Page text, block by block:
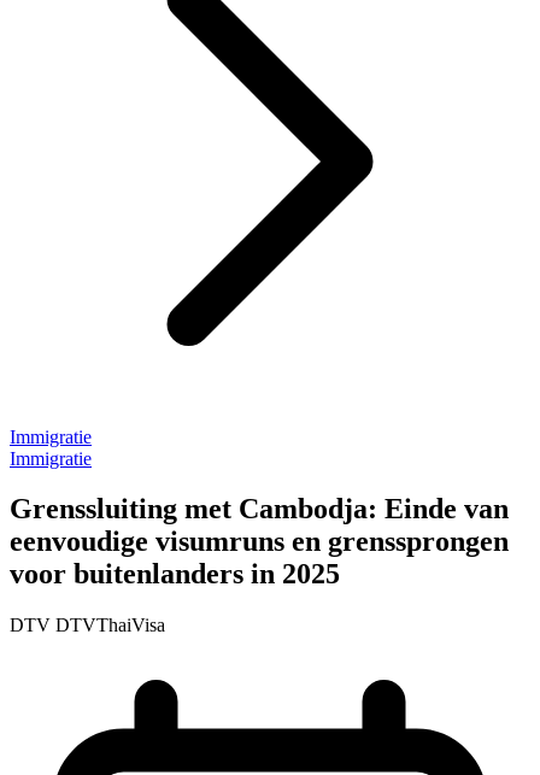
Immigratie
Immigratie
Grenssluiting met Cambodja: Einde van
eenvoudige visumruns en grenssprongen
voor buitenlanders in 2025
DTV DTVThaiVisa